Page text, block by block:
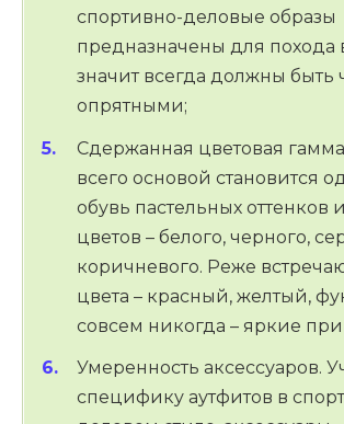
спортивно-деловые образы
предназначены для похода
значит всегда должны быть
опрятными;
Сдержанная цветовая
всего основой становится
обувь пастельных оттенков
цветов – белого, черного,
коричневого. Реже
цвета – красный, желтый,
совсем никогда – яркие
Умеренность аксессуаров.
специфику аутфитов в